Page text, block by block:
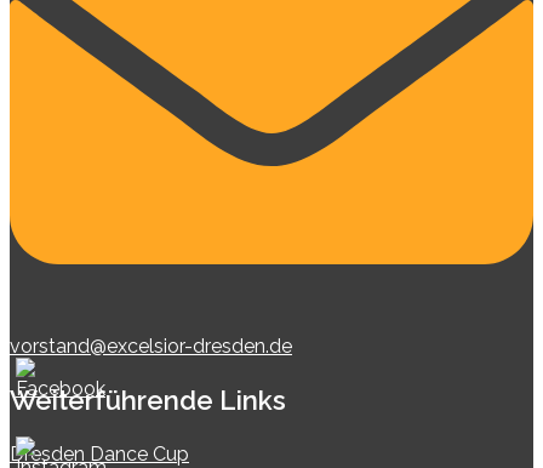
vorstand@excelsior-dresden.de
Weiterführende Links
Dresden Dance Cup